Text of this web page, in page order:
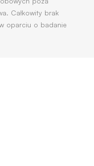
Całkowity brak
oparciu o badanie